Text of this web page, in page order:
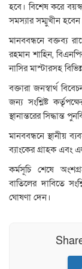
হবে। বিশেষ করে
সমস্যার সম্মুখীন
মানববন্ধনে বক্তব্য
রহমান শাহিন,
নাসির মাস্টারসহ
বক্তারা জনস্বার্থ
জন্য সংশ্লিষ্ট
স্থানান্তরের সিদ্ধান্ত
মানববন্ধনে স্থানীয়
ব্যাংকের গ্রাহক এবং
কর্মসূচি শেষে
বাতিলের দাবিতে
ঘোষণা দেন।